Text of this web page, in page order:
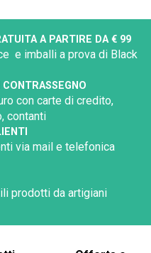
A PARTIRE DA € 99
e imballi a prova di Black
con carte di credito,
contanti
via mail e telefonica
prodotti da artigiani